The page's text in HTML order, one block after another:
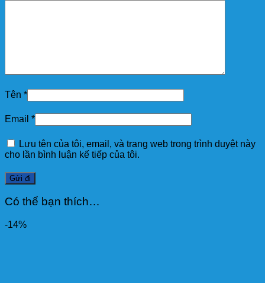
Tên *
Email *
Lưu tên của tôi, email, và trang web trong trình duyệt này
cho lần bình luận kế tiếp của tôi.
Có thể bạn thích…
-14%